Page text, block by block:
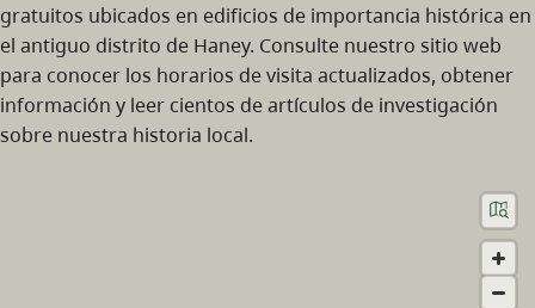
gratuitos ubicados en edificios de importancia histórica en
el antiguo distrito de Haney. Consulte nuestro sitio web
para conocer los horarios de visita actualizados, obtener
información y leer cientos de artículos de investigación
sobre nuestra historia local.